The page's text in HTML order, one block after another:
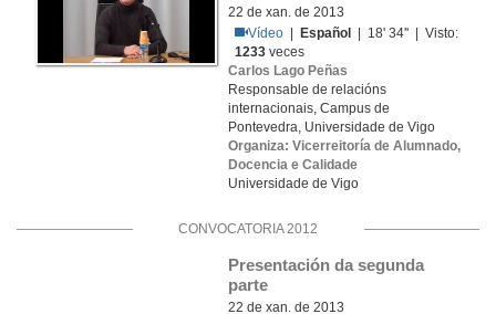
22 de xan. de 2013
Vídeo
Español
| 18' 34'' | Visto:
1233 veces
Carlos Lago Peñas
Responsable de relacións
internacionais, Campus de
Pontevedra, Universidade de Vigo
Organiza: Vicerreitoría de Alumnado,
Docencia e Calidade
Universidade de Vigo
CONVOCATORIA 2012
Presentación da segunda
parte
22 de xan. de 2013